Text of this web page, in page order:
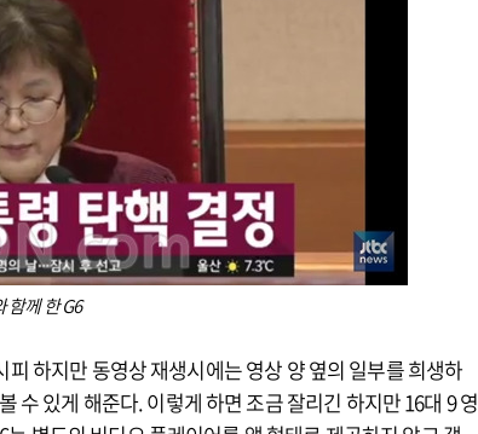
함께 한 G6
하지만 동영상 재생시에는 영상 양 옆의 일부를 희생하
수 있게 해준다. 이렇게 하면 조금 잘리긴 하지만 16대 9 영